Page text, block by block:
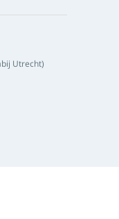
Utrecht)